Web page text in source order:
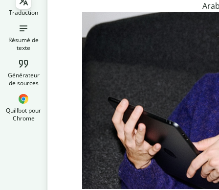
Traduction
Résumé de
texte
Générateur
de sources
Quillbot pour
Chrome